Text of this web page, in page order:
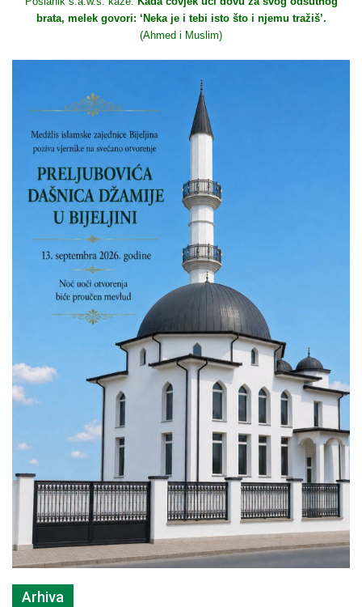
brata, melek govori: ‘Neka je i tebi isto što i njemu tražiš’.
(Ahmed i Muslim)
Arhiva